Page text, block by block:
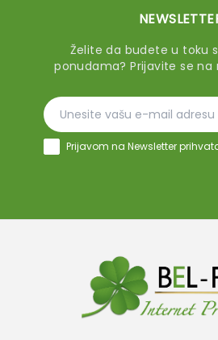
Želite da budete u toku
ponudama? Prijavite se na
Prijavom na Newsletter